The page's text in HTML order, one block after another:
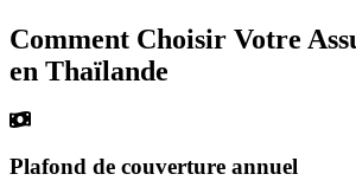
Comment Choisir Votre
en Thaïlande
Plafond de couverture annuel